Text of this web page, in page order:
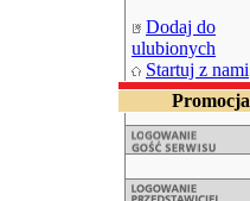
Dodaj do
ulubionych
Startuj z nami
Promocja